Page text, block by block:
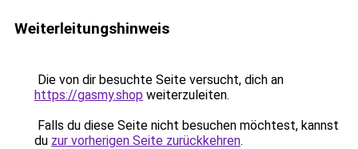
Weiterleitungshinweis
Die von dir besuchte Seite versucht, dich an
https://gasmy.shop weiterzuleiten.
Falls du diese Seite nicht besuchen möchtest, kannst
du zur vorherigen Seite zurückkehren.